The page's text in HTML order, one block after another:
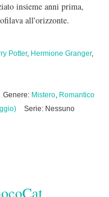
insieme anni prima,
all'orizzonte.
Potter, Hermione Granger,
Genere: Mistero, Romantico
Serie: Nessuno